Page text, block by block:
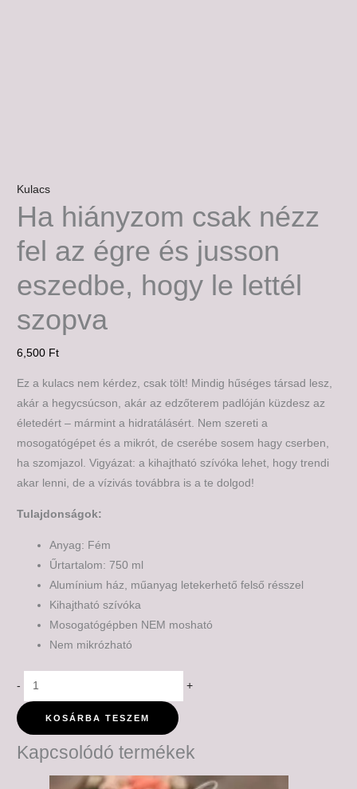
Kulacs
Ha hiányzom csak nézz
fel az égre és jusson
eszedbe, hogy le lettél
szopva
6,500 Ft
Ez a kulacs nem kérdez, csak tölt! Mindig hűséges társad lesz,
akár a hegycsúcson, akár az edzőterem padlóján küzdesz az
életedért – mármint a hidratálásért. Nem szereti a
mosogatógépet és a mikrót, de cserébe sosem hagy cserben,
ha szomjazol. Vigyázat: a kihajtható szívóka lehet, hogy trendi
akar lenni, de a vízivás továbbra is a te dolgod!
Tulajdonságok:
Anyag: Fém
Űrtartalom: 750 ml
Alumínium ház, műanyag letekerhető felső résszel
Kihajtható szívóka
Mosogatógépben NEM mosható
Nem mikrózható
- +
KOSÁRBA TESZEM
Kapcsolódó termékek